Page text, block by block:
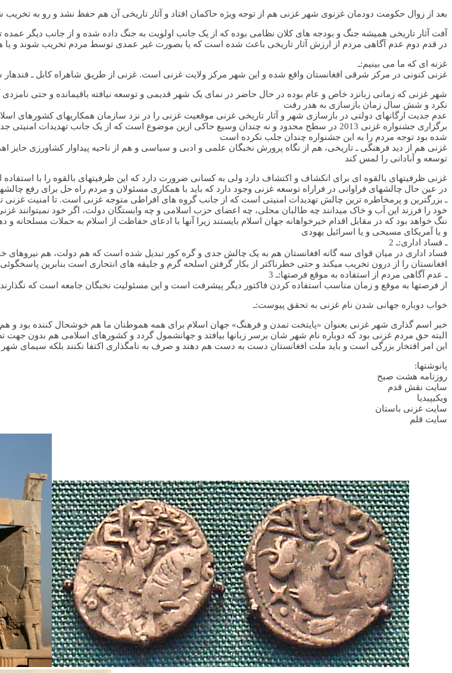
بعد از زوال حکومت دودمان غزنوی شهر غزنی هم از توجه ویژه حاکمان افتاد و آثار تاریخی آن هم حفظ نشد و رو به
آفت آثار تاریخی همیشه جنگ و بودجه های کلان نظامی بوده که از یک جانب اولویت به جنگ داده شده و از جانب دیگر
در قدم دوم عدم آگاهی مردم از ارزش آثار تاریخی باعث شده است که یا بصورت غیر عمدی توسط مردم تخریب شوند و یا
غزنه ای که ما می بینیم:ـ
غزنی کنونی در مرکز شرقی افغانستان واقع شده و این شهر مرکز ولایت غزنی است. غزنی از طریق شاهراه کابل ـ
نکرد و شش سال زمان بازسازی به هدر رفت
عدم جدیت ارگانهای دولتی در بازسازی شهر و آثار تاریخی غزنی موقعیت غزنی را در نزد سازمان همکاریهای کشورهای
برگزاری جشنواره غزنی 2013 در سطح محدود و نه چندان وسیع حاکی ازین موضوع است که از یک جانب
شده بود توجه مردم را به این جشنواره چندان جلب نکرده است
غزنی هم از دید فرهنگی ـ تاریخی، هم از نگاه پرورش نخبگان علمی و ادبی و سیاسی و هم از ناحیه پیداوار کشاورزی
توسعه و آبادانی را لمس کند
غزنی ظرفیتهای بالقوه ای برای انکشاف و اکتشاف دارد ولی به کسانی ضرورت دارد که این ظرفیتهای بالقوه را با استفاده
در عین حال چالشهای فراوانی در فراراه توسعه غزنی وجود دارد که باید با همکاری مسئولان و مردم راه حل برای رفع
خود را فرزند این آب و خاک میدانند چه طالبان محلی، چه اعضای حزب اسلامی و چه وابستگان دولت، اگر خود نمیتوانند
ننگ خواهد بود که در مقابل اقدام خیرخواهانه جهان اسلام بایستند زیرا آنها با ادعای حفاظت از اسلام به حملات مسلحانه
و یا آمریکای مسیحی و یا اسرائیل یهودی
2 ـ فساد اداری:ـ
فساد اداری در میان قوای سه گانه افغانستان هم به یک چالش جدی و گره کور تبدیل شده است که هم دولت، هم
افغانستان را از درون تخریب میکند و حتی خطرناکتر از بکار گرفتن اسلحه گرم و جلیقه های انتحاری است بنابرین
3 ـ عدم آگاهی مردم از استفاده به موقع فرصتها:ـ
از فرصتها به موقع و زمان مناسب استفاده کردن فاکتور دیگر پیشرفت است و این مسئولیت نخبگان جامعه است که
خواب دوباره جهانی شدن نام غزنی به تحقق پیوست:ـ
خبر اسم گذاری شهر غزنی بعنوان «پایتخت تمدن و فرهنگ» جهان اسلام برای همه هموطنان ما هم خوشحال کننده بود و هم
البته حق مردم غزنی بود که دوباره نام شهر شان برسر زبانها بیافتد و جهانشمول گردد و کشورهای اسلامی هم بدون جهت
این امر افتخار بزرگی است و باید ملت افغانستان دست به دست هم دهند و صرف به نامگذاری اکتفا نکنند بلکه سیمای شهر
:پانوشتها
روزنامه هشت صبح
سایت نقش قدم
ویکیپیدیا
سایت غزنی باستان
سایت قلم